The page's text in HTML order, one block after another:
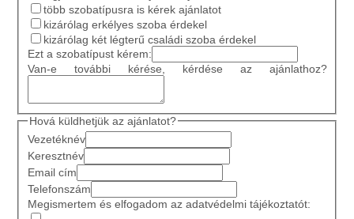
több szobatípusra is kérek ajánlatot
kizárólag erkélyes szoba érdekel
kizárólag két légterű családi szoba érdekel
Ezt a szobatípust kérem:
Van-e további kérése, kérdése az ajánlathoz?
Hová küldhetjük az ajánlatot?
Vezetéknév
Keresztnév
Email cím
Telefonszám
Megismertem és elfogadom az adatvédelmi tájékoztatót: